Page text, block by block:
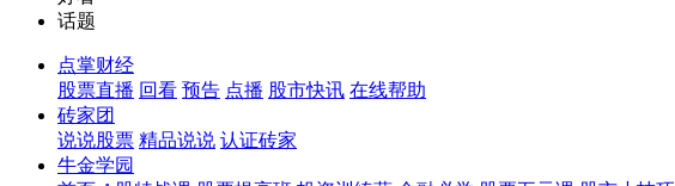
话题
点掌财经
股票直播 回看 预告 点播 股市快讯 在线帮助
砖家团
说说股票 精品说说 认证砖家
牛金学园